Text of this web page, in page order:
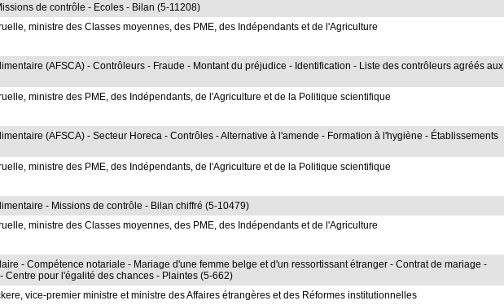
de contrôle - Ecoles - Bilan (5-11208)
ministre des Classes moyennes, des PME, des Indépendants et de l'Agriculture
(AFSCA) - Contrôleurs - Fraude - Montant du préjudice - Identification - Liste des contrôleurs agréés aux
ministre des PME, des Indépendants, de l'Agriculture et de la Politique scientifique
(AFSCA) - Secteur Horeca - Contrôles - Alternative à l'amende - Formation à l'hygiène - Établissements
ministre des PME, des Indépendants, de l'Agriculture et de la Politique scientifique
- Missions de contrôle - Bilan chiffré (5-10479)
ministre des Classes moyennes, des PME, des Indépendants et de l'Agriculture
- Compétence notariale - Mariage d'une femme belge et d'un ressortissant étranger - Contrat de mariage -
Centre pour l'égalité des chances - Plaintes (5-662)
vice-premier ministre et ministre des Affaires étrangères et des Réformes institutionnelles